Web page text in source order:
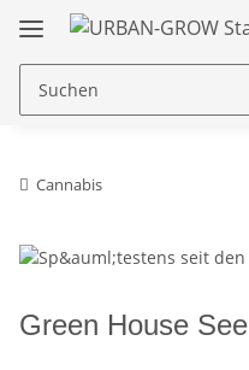
Cannabis
Green House